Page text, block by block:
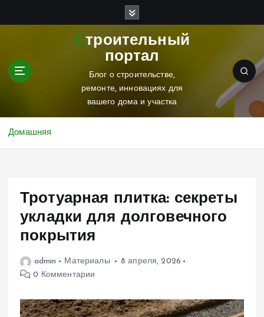
Строительный
портал
Блог о строительстве,
ремонте, инновациях для
вашего дома и участка
Домашняя
Тротуарная плитка: секреты
укладки для долговечного
покрытия
admin Материалы
8 апреля, 2026
0 Комментарии